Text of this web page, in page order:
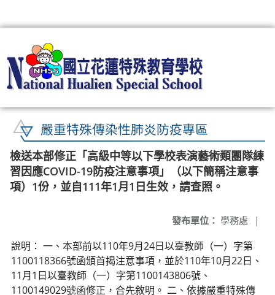
嚴重特殊傳染性肺炎防疫專區
檢送本部修正「高級中等以下學校表演藝術類團隊練
習因應COVID-19防疫注意事項」（以下簡稱注意事
項）1份，並自111年1月1日生效，請查照。
發布單位： 學務處 |
說明： 一、本部前以110年9月24日以臺教師（一）字第
1100118366號函頒首揭注意事項，並於110年10月22日、
11月1日以臺教師（一）字第1100143806號、
1100149029號函修正，合先敘明。 二、依據嚴重特殊傳